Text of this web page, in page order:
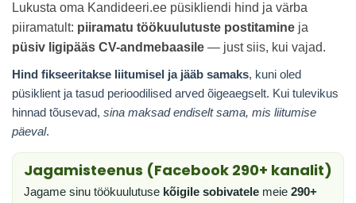
Lukusta oma Kandideeri.ee püsikliendi hind ja värba
piiramatult: piiramatu töökuulutuste postitamine ja
püsiv ligipääs CV-andmebaasile — just siis, kui vajad.
Hind fikseeritakse liitumisel ja jääb samaks, kuni oled
püsiklient ja tasud perioodilised arved õigeaegselt. Kui tulevikus
hinnad tõusevad, sina maksad endiselt sama, mis liitumise
päeval.
Jagamisteenus (Facebook 290+ kanalit)
Jagame sinu töökuulutuse kõigile sobivatele meie 290+